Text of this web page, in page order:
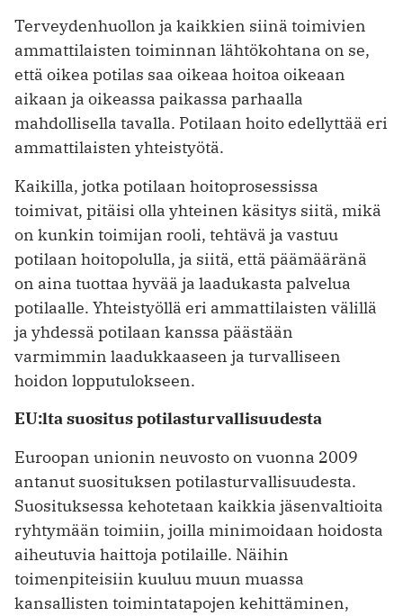
Terveydenhuollon ja kaikkien siinä toimivien
ammattilaisten toiminnan lähtökohtana on se,
että oikea potilas saa oikeaa hoitoa oikeaan
aikaan ja oikeassa paikassa parhaalla
mahdollisella tavalla. Potilaan hoito edellyttää eri
ammattilaisten yhteistyötä.
Kaikilla, jotka potilaan hoitoprosessissa
toimivat, pitäisi olla yhteinen käsitys siitä, mikä
on kunkin toimijan rooli, tehtävä ja vastuu
potilaan hoitopolulla, ja siitä, että päämääränä
on aina tuottaa hyvää ja laadukasta palvelua
potilaalle. Yhteistyöllä eri ammattilaisten välillä
ja yhdessä potilaan kanssa päästään
varmimmin laadukkaaseen ja turvalliseen
hoidon lopputulokseen.
EU:lta suositus potilasturvallisuudesta
Euroopan unionin neuvosto on vuonna 2009
antanut suosituksen potilasturvallisuudesta.
Suosituksessa kehotetaan kaikkia jäsenvaltioita
ryhtymään toimiin, joilla minimoidaan hoidosta
aiheutuvia haittoja potilaille. Näihin
toimenpiteisiin kuuluu muun muassa
kansallisten toimintatapojen kehittäminen,